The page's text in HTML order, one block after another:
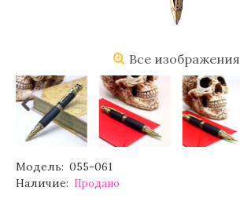
Все изображения
Модель: 055-061
Наличие: Продано